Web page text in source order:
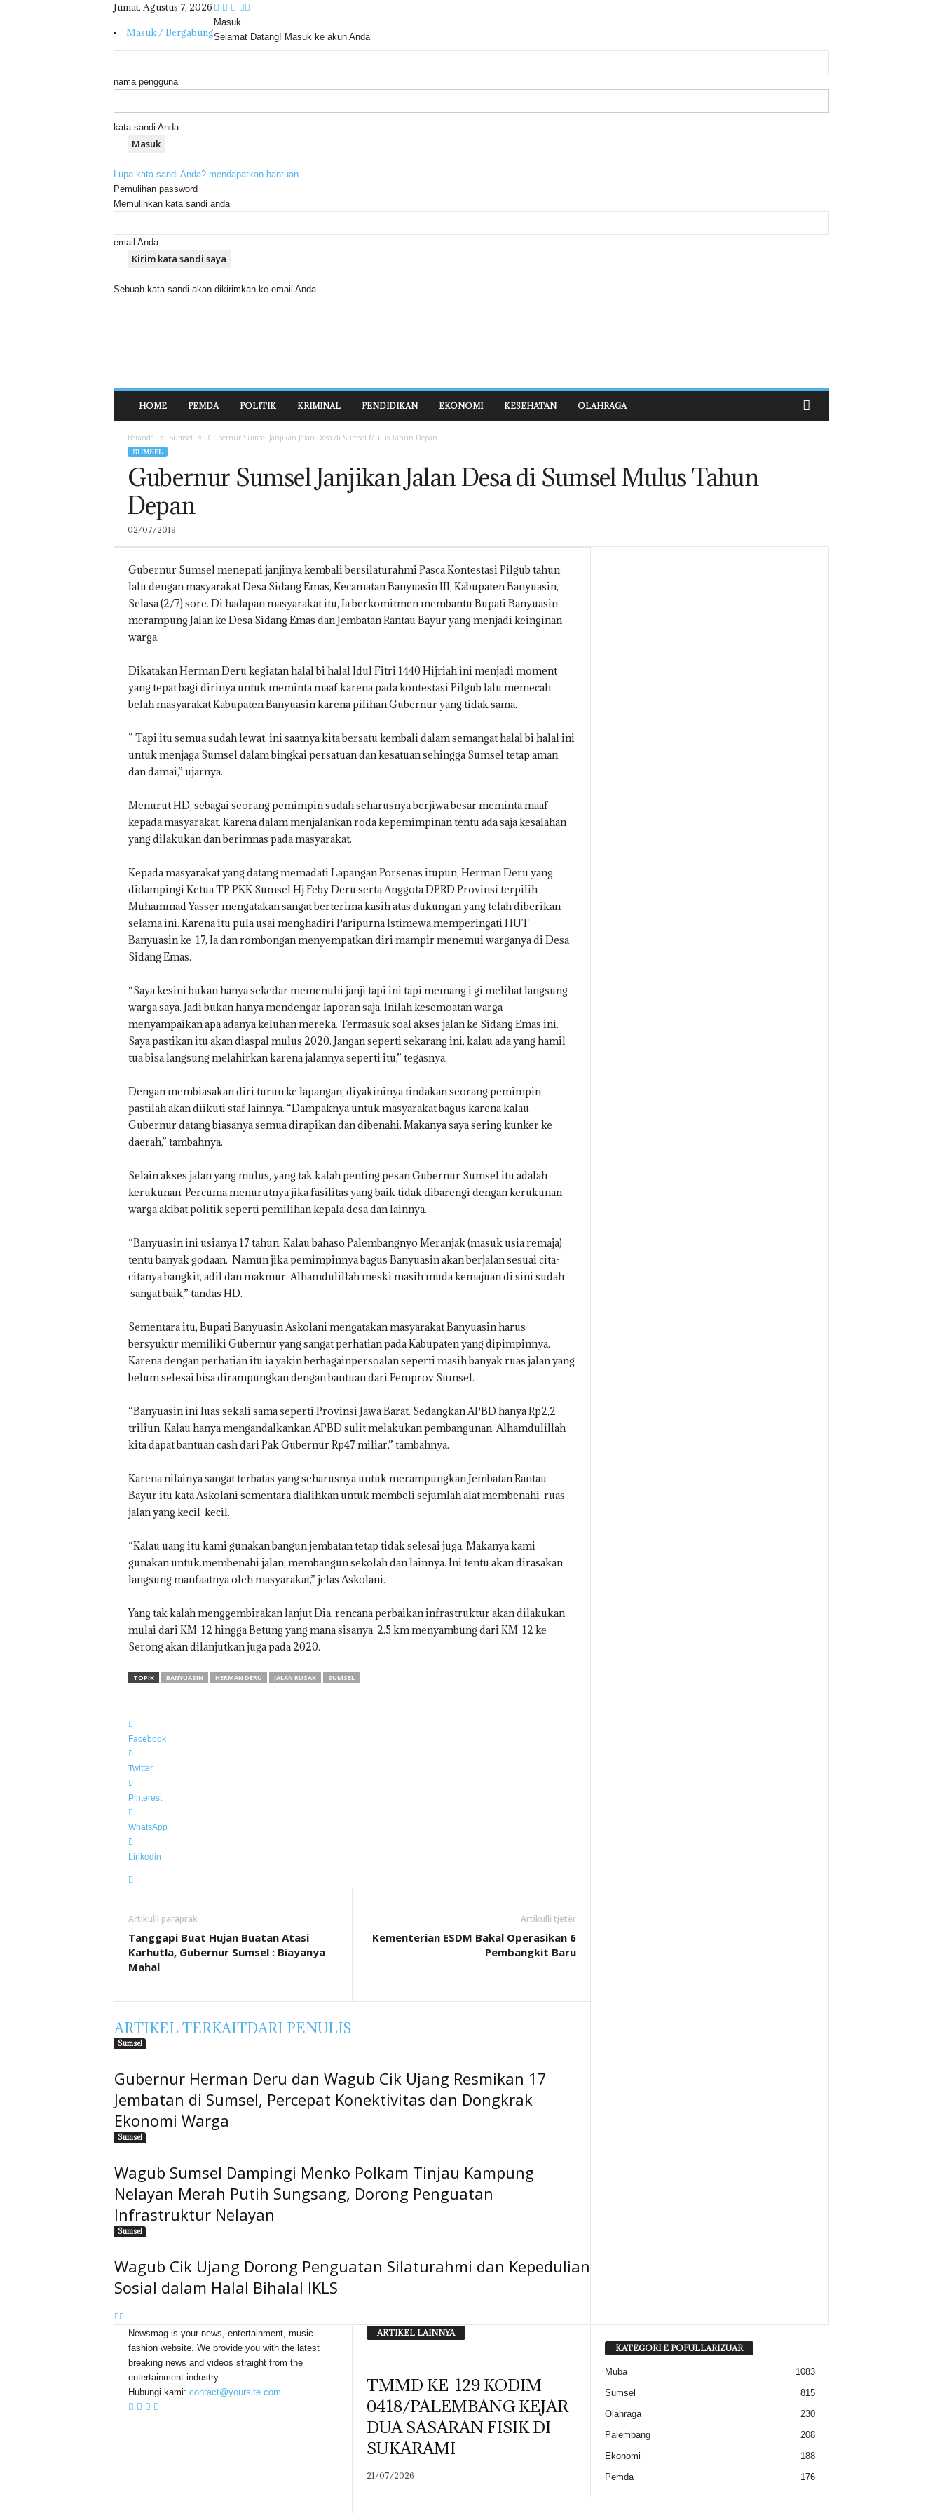
Jumat, Agustus 7, 2026
Masuk / Bergabung
Masuk
Selamat Datang! Masuk ke akun Anda
nama pengguna
kata sandi Anda
Lupa kata sandi Anda? mendapatkan bantuan
Pemulihan password
Memulihkan kata sandi anda
email Anda
Sebuah kata sandi akan dikirimkan ke email Anda.
HOME PEMDA POLITIK KRIMINAL PENDIDIKAN EKONOMI KESEHATAN OLAHRAGA
Beranda Sumsel Gubernur Sumsel Janjikan Jalan Desa di Sumsel Mulus Tahun Depan
SUMSEL
Gubernur Sumsel Janjikan Jalan Desa di Sumsel Mulus Tahun
Depan
02/07/2019
Gubernur Sumsel menepati janjinya kembali bersilaturahmi Pasca Kontestasi Pilgub tahun
lalu dengan masyarakat Desa Sidang Emas, Kecamatan Banyuasin III, Kabupaten Banyuasin,
Selasa (2/7) sore. Di hadapan masyarakat itu, Ia berkomitmen membantu Bupati Banyuasin
merampung Jalan ke Desa Sidang Emas dan Jembatan Rantau Bayur yang menjadi keinginan
warga.
Dikatakan Herman Deru kegiatan halal bi halal Idul Fitri 1440 Hijriah ini menjadi moment
yang tepat bagi dirinya untuk meminta maaf karena pada kontestasi Pilgub lalu memecah
belah masyarakat Kabupaten Banyuasin karena pilihan Gubernur yang tidak sama.
” Tapi itu semua sudah lewat, ini saatnya kita bersatu kembali dalam semangat halal bi halal ini
untuk menjaga Sumsel dalam bingkai persatuan dan kesatuan sehingga Sumsel tetap aman
dan damai,” ujarnya.
Menurut HD, sebagai seorang pemimpin sudah seharusnya berjiwa besar meminta maaf
kepada masyarakat. Karena dalam menjalankan roda kepemimpinan tentu ada saja kesalahan
yang dilakukan dan berimnas pada masyarakat.
Kepada masyarakat yang datang memadati Lapangan Porsenas itupun, Herman Deru yang
didampingi Ketua TP PKK Sumsel Hj Feby Deru serta Anggota DPRD Provinsi terpilih
Muhammad Yasser mengatakan sangat berterima kasih atas dukungan yang telah diberikan
selama ini. Karena itu pula usai menghadiri Paripurna Istimewa memperingati HUT
Banyuasin ke-17, Ia dan rombongan menyempatkan diri mampir menemui warganya di Desa
Sidang Emas.
“Saya kesini bukan hanya sekedar memenuhi janji tapi ini tapi memang i gi melihat langsung
warga saya. Jadi bukan hanya mendengar laporan saja. Inilah kesemoatan warga
menyampaikan apa adanya keluhan mereka. Termasuk soal akses jalan ke Sidang Emas ini.
Saya pastikan itu akan diaspal mulus 2020. Jangan seperti sekarang ini, kalau ada yang hamil
tua bisa langsung melahirkan karena jalannya seperti itu,” tegasnya.
Dengan membiasakan diri turun ke lapangan, diyakininya tindakan seorang pemimpin
pastilah akan diikuti staf lainnya. “Dampaknya untuk masyarakat bagus karena kalau
Gubernur datang biasanya semua dirapikan dan dibenahi. Makanya saya sering kunker ke
daerah,” tambahnya.
Selain akses jalan yang mulus, yang tak kalah penting pesan Gubernur Sumsel itu adalah
kerukunan. Percuma menurutnya jika fasilitas yang baik tidak dibarengi dengan kerukunan
warga akibat politik seperti pemilihan kepala desa dan lainnya.
“Banyuasin ini usianya 17 tahun. Kalau bahaso Palembangnyo Meranjak (masuk usia remaja)
tentu banyak godaan. Namun jika pemimpinnya bagus Banyuasin akan berjalan sesuai cita-
citanya bangkit, adil dan makmur. Alhamdulillah meski masih muda kemajuan di sini sudah
sangat baik,” tandas HD.
Sementara itu, Bupati Banyuasin Askolani mengatakan masyarakat Banyuasin harus
bersyukur memiliki Gubernur yang sangat perhatian pada Kabupaten yang dipimpinnya.
Karena dengan perhatian itu ia yakin berbagainpersoalan seperti masih banyak ruas jalan yang
belum selesai bisa dirampungkan dengan bantuan dari Pemprov Sumsel.
“Banyuasin ini luas sekali sama seperti Provinsi Jawa Barat. Sedangkan APBD hanya Rp2,2
triliun. Kalau hanya mengandalkankan APBD sulit melakukan pembangunan. Alhamdulillah
kita dapat bantuan cash dari Pak Gubernur Rp47 miliar,” tambahnya.
Karena nilainya sangat terbatas yang seharusnya untuk merampungkan Jembatan Rantau
Bayur itu kata Askolani sementara dialihkan untuk membeli sejumlah alat membenahi ruas
jalan yang kecil-kecil.
“Kalau uang itu kami gunakan bangun jembatan tetap tidak selesai juga. Makanya kami
gunakan untuk.membenahi jalan, membangun sekolah dan lainnya. Ini tentu akan dirasakan
langsung manfaatnya oleh masyarakat,” jelas Askolani.
Yang tak kalah menggembirakan lanjut Dia, rencana perbaikan infrastruktur akan dilakukan
mulai dari KM-12 hingga Betung yang mana sisanya 2.5 km menyambung dari KM-12 ke
Serong akan dilanjutkan juga pada 2020.
TOPIK BANYUASIN HERMAN DERU JALAN RUSAK SUMSEL
Facebook
Twitter
Pinterest
WhatsApp
Linkedin
Artikulli paraprak
Tanggapi Buat Hujan Buatan Atasi
Karhutla, Gubernur Sumsel : Biayanya
Mahal
Artikulli tjetër
Kementerian ESDM Bakal Operasikan 6
Pembangkit Baru
ARTIKEL TERKAITDARI PENULIS
Sumsel
Gubernur Herman Deru dan Wagub Cik Ujang Resmikan 17
Jembatan di Sumsel, Percepat Konektivitas dan Dongkrak
Ekonomi Warga
Sumsel
Wagub Sumsel Dampingi Menko Polkam Tinjau Kampung
Nelayan Merah Putih Sungsang, Dorong Penguatan
Infrastruktur Nelayan
Sumsel
Wagub Cik Ujang Dorong Penguatan Silaturahmi dan Kepedulian
Sosial dalam Halal Bihalal IKLS
Newsmag is your news, entertainment, music
fashion website. We provide you with the latest
breaking news and videos straight from the
entertainment industry.
Hubungi kami: contact@yoursite.com
ARTIKEL LAINNYA
TMMD KE-129 KODIM
0418/PALEMBANG KEJAR
DUA SASARAN FISIK DI
SUKARAMI
21/07/2026
KATEGORI E POPULLARIZUAR
Muba
1083
Sumsel
815
Olahraga
230
Palembang
208
Ekonomi
188
Pemda
176